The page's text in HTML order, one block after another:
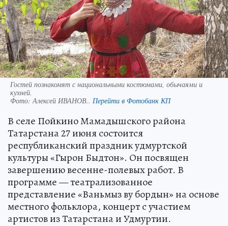
Гостей познакомят с национальными костюмами, обычаями и
кухней.
Фото:Алексей ИВАНОВ.. Перейти в Фотобанк КП
В селе Пойкино Мамадышского района
Татарстана 27 июня состоится
республиканский праздник удмуртской
культуры «Гырон Быдтон». Он посвящен
завершению весенне-полевых работ. В
программе — театрализованное
представление «Ваньмыз ву бордын» на основе
местного фольклора, концерт с участием
артистов из Татарстана и Удмуртии.